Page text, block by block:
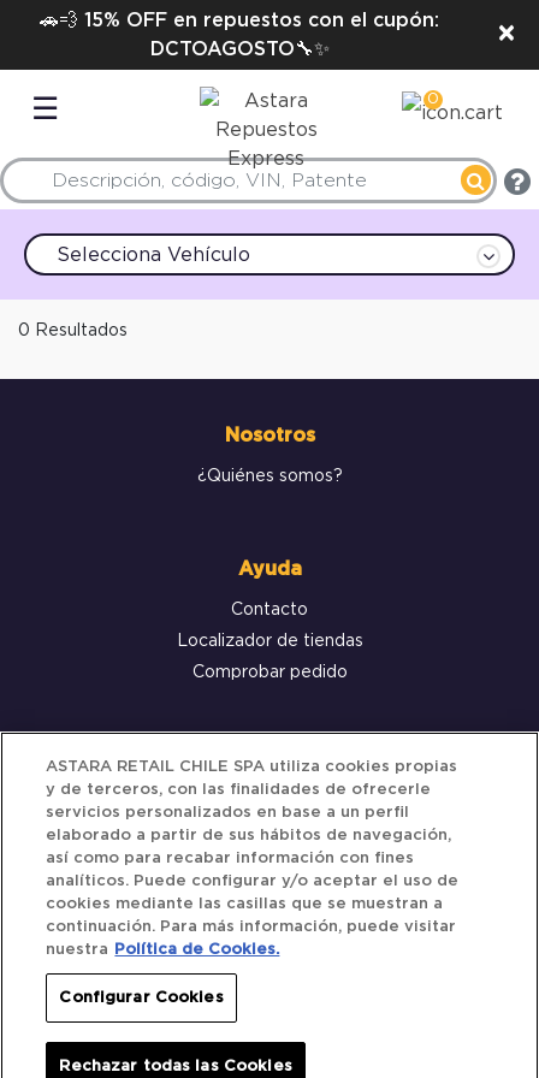
🚗💨 15% OFF en repuestos con el cupón:
DCTOAGOSTO🔧✨
×
☰ 0
Selecciona Vehículo
0 Resultados
Nosotros
¿Quiénes somos?
Ayuda
Contacto
Localizador de tiendas
Comprobar pedido
Servicio al cliente
Términos y Condiciones
Política de privacidad
Siguenos
Redes Sociales
ASTARA RETAIL CHILE SPA utiliza cookies propias
y de terceros, con las finalidades de ofrecerle
servicios personalizados en base a un perfil
elaborado a partir de sus hábitos de navegación,
así como para recabar información con fines
analíticos. Puede configurar y/o aceptar el uso de
cookies mediante las casillas que se muestran a
continuación. Para más información, puede visitar
nuestra
Política de Cookies.
Configurar Cookies
Rechazar todas las Cookies